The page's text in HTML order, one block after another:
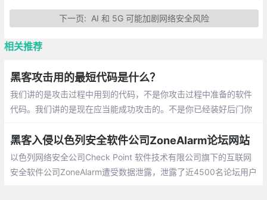
下一页: AI 和 5G 可能加剧网络安全风险
相关推荐
黑客攻击用的最短代码是什么？
我们讲的是攻击过程中用到的代码，不是你攻击过程中准备的软件
代码。我们讲的是现在应当能成功攻击的。不是你已经装好后门你
黑客黑了服务器之后，会装一个shift后门。
黑客入侵以色列安全软件公司ZoneAlarm论坛网站
以色列网络安全公司Check Point 软件技术有限公司旗下的互联网
安全软件公司ZoneAlarm遭受数据泄露，泄露了近4500名论坛用户